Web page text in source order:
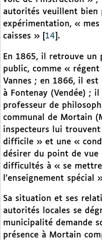
autorités veuillent bien
expérimentation, «
caisses »
14 .
En 1865, il retrouve un
public, comme «
Vannes ; en 1866, il
à Fontenay (Vendée) ;
professeur de
communal de Mortain
inspecteurs lui
difficile » et une «
désirer du point de vue
difficultés à « se
l’enseignement spécial
Sa situation et ses
autorités locales se
municipalité demande
présence à Mortain